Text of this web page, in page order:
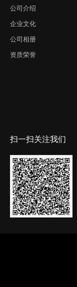
公司介绍
企业文化
公司相册
资质荣誉
扫一扫关注我们